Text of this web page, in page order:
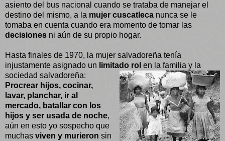
asiento del bus nacional cuando se trataba de manejar el
destino del mismo, a la mujer cuscatleca nunca se le
tomaba en cuenta cuando era momento de tomar las
decisiones ni aún de su propio hogar.
Hasta finales de 1970, la mujer salvadoreña tenía
injustamente asignado un limitado rol en la familia y la
sociedad salvadoreña:
Procrear hijos, cocinar,
lavar, planchar, ir al
mercado, batallar con los
hijos y ser usada de noche,
aún en esto yo sospecho que
muchas viven y murieron sin